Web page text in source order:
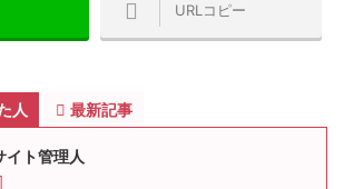
URLコピー
人 最新記事
イト管理人